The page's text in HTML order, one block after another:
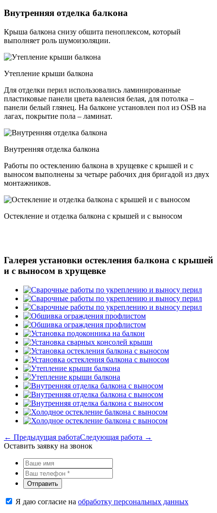
Внутренняя отделка балкона
Крыша балкона снизу обшита пеноплексом, который
выполняет роль шумоизоляции.
Утепление крыши балкона
Для отделки перил использовались ламинированные
пластиковые панели цвета валенсия белая, для потолка –
панели белый глянец. На балконе установлен пол из OSB на
лагах, покрытие пола – ламинат.
Внутренняя отделка балкона
Работы по остеклению балкона в хрущевке с крышей и с
выносом выполнены за четыре рабочих дня бригадой из двух
монтажников.
Остекление и отделка балкона с крышей и с выносом
Галерея установки остекления балкона с крышей
и с выносом в хрущевке
← Предыдущая работаСледующая работа →
Оставить заявку на звонок
Отправить
Я даю согласие на обработку персональных данных